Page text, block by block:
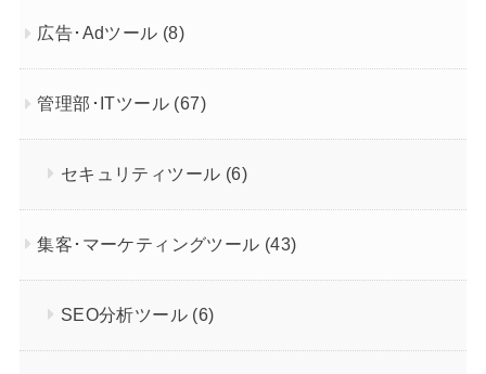
広告･Adツール (8)
管理部･ITツール (67)
セキュリティツール (6)
集客･マーケティングツール (43)
SEO分析ツール (6)